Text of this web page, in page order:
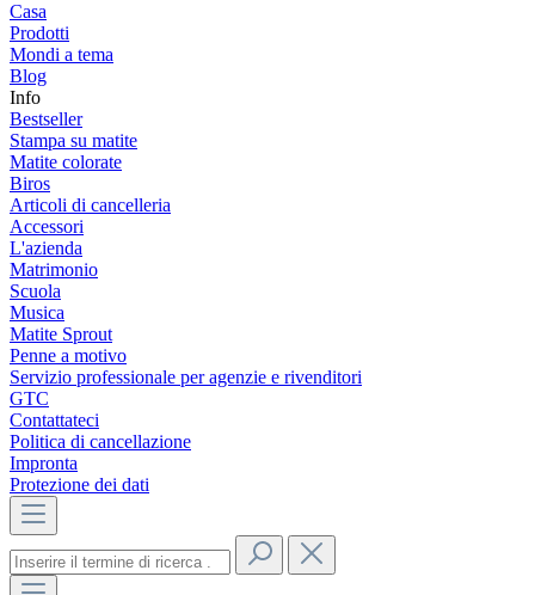
Casa
Prodotti
Mondi a tema
Blog
Info
Bestseller
Stampa su matite
Matite colorate
Biros
Articoli di cancelleria
Accessori
L'azienda
Matrimonio
Scuola
Musica
Matite Sprout
Penne a motivo
Servizio professionale per agenzie e rivenditori
GTC
Contattateci
Politica di cancellazione
Impronta
Protezione dei dati